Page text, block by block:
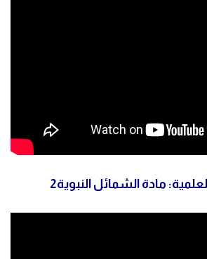
مادة الشمائل النبوية2